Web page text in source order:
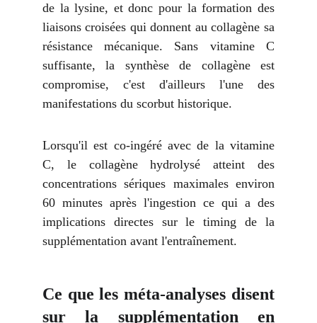
de la lysine, et donc pour la formation des
liaisons croisées qui donnent au collagène sa
résistance mécanique. Sans vitamine C
suffisante, la synthèse de collagène est
compromise, c'est d'ailleurs l'une des
manifestations du scorbut historique.
Lorsqu'il est co-ingéré avec de la vitamine
C, le collagène hydrolysé atteint des
concentrations sériques maximales environ
60 minutes après l'ingestion ce qui a des
implications directes sur le timing de la
supplémentation avant l'entraînement.
Ce que les méta-analyses disent
sur la supplémentation en